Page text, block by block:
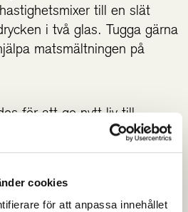
cookies
för att anpassa innehållet
till en slät
i två glas. Tugga gärna
matsmältningen på
för att ge nytt liv till
mål att få folk i rörelse
träningspass, anpassade
merhär